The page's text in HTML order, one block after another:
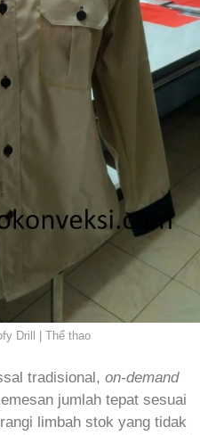
Drill | Thể thao
tradisional, on‑demand
jumlah tepat sesuai
limbah stok yang tidak